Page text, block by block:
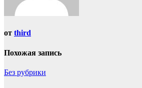
от third
Похожая запись
Без рубрики